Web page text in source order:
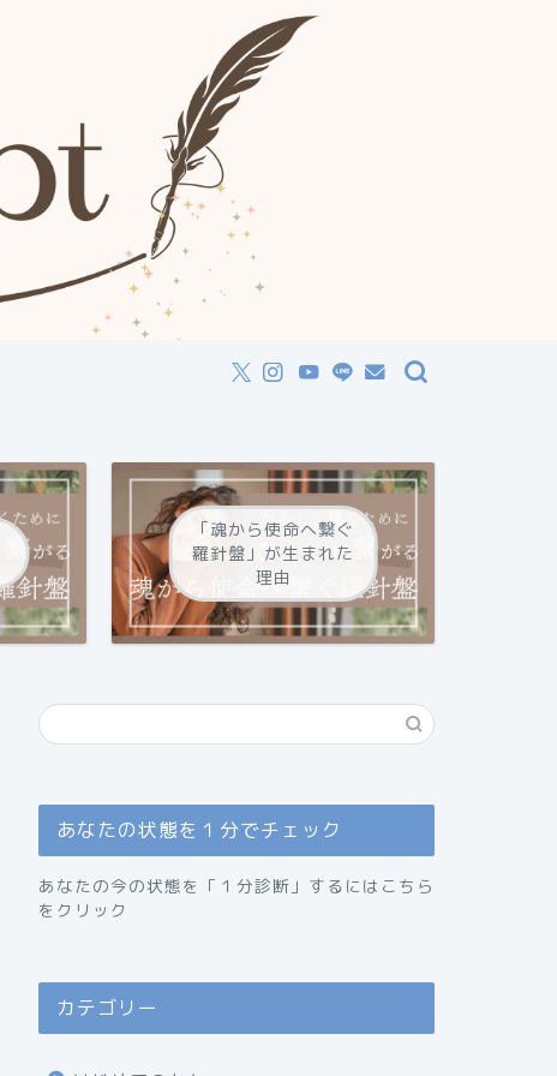
「魂から使命へ繋ぐ
羅針盤」が生まれた
理由
あなたの状態を１分でチェック
あなたの今の状態を「１分診断」するにはこちら
をクリック
カテゴリー